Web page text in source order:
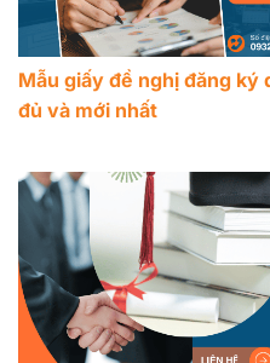
Mẫu giấy đề nghị đăng
đủ và mới nhất